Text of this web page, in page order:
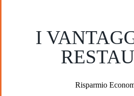
I
Risparmio